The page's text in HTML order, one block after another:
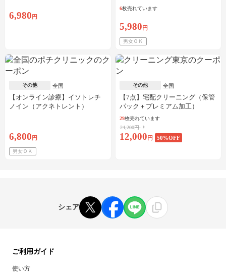
6,980 円
料・送料込
6枚売れています
5,980 円
男女ＯＫ
その他 全国
【オンライン診療】イソトレチ
ノイン（アクネトレント）
6,800 円
男女ＯＫ
その他 全国
【7点】宅配クリーニング（保管
パック＋プレミアム加工）
29枚売れています
24,200円
12,000 円 50%OFF
シェア
ご利用ガイド
使い方